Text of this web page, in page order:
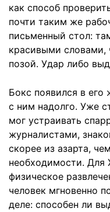
как способ
почти таким же
письменный стол:
красивыми
позой. Удар либо
Бокс появился в
с ним надолго. Уже
мог устраивать
журналистами,
скорее из азарта,
необходимости. Для
физическое
человек мгновенно
деле: способен ли